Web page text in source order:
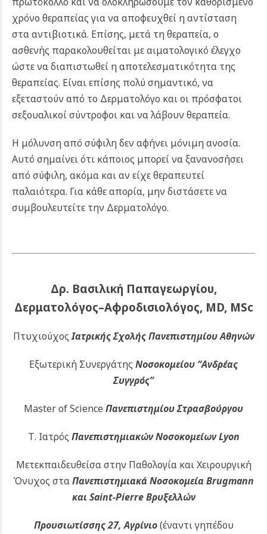
χρόνο θεραπείας για να αποφευχθεί η αντίσταση
στα αντιβιοτικά. Επίσης, μετά τη θεραπεία, ο
ασθενής παρακολουθείται με αιματολογικό έλεγχο
ώστε να διαπιστωθεί η αποτελεσματικότητα της
θεραπείας. Είναι επίσης πολύ σημαντικό, να
εξεταστούν από το Δερματολόγο και οι πρόσφατοι
σεξουαλικοί σύντροφοι και να λάβουν θεραπεία.
Η μόλυνση από σύφιλη δεν αφήνει μόνιμη ανοσία.
Αυτό σημαίνει ότι κάποιος μπορεί να ξανανοσήσει
από σύφιλη, ακόμα και αν είχε θεραπευτεί
παλαιότερα. Για κάθε απορία, μην διστάσετε να
συμβουλευτείτε την Δερματολόγο.
Δρ. Βασιλική Παπαγεωργίου,
Δερματολόγος–Αφροδισιολόγος, MD, MSc
ΠτυχιούχοςΙατρικής Σχολής Πανεπιστημίου Αθηνών
Εξωτερική Συνεργάτης Νοσοκομείου “Ανδρέας
Συγγρός”
Master of Science Πανεπιστημίου Στρασβούργου
Τ. Ιατρός Πανεπιστημιακών Νοσοκομείων Lyon
Μετεκπαιδευθείσα στην Παθολογία και Χειρουργική
Όνυχος σταΠανεπιστημιακά Νοσοκομεία Brugmann
και Saint-Pierre Βρυξελλών
Προυσιωτίσσης 27, Αγρίνιο(έναντι γηπέδου